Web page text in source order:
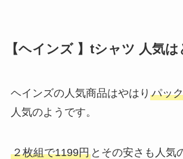
【ヘインズ 】tシャツ 人気は
ヘインズの人気商品はやはり パッ
人気のようです。
２枚組で1199円とその安さも人気